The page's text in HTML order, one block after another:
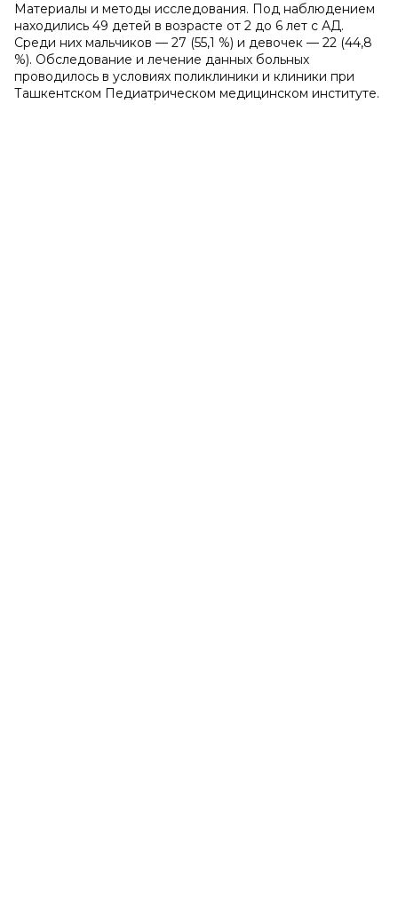
Материалы и методы исследования. Под наблюдением
находились 49 детей в возрасте от 2 до 6 лет с АД.
Среди них мальчиков — 27 (55,1 %) и девочек — 22 (44,8
%). Обследование и лечение данных больных
проводилось в условиях поликлиники и клиники при
Ташкентском Педиатрическом медицинском институте.